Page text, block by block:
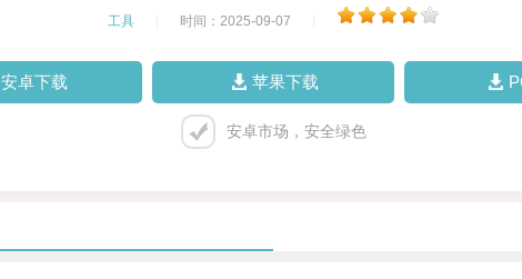
工具 时间：2025-09-07
安卓下载 苹果下载
安卓市场，安全绿色